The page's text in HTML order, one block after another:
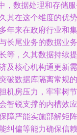
，数据处理和存储
其在这个维度的优势
年来在政府行业和集
长尾业务的数据业务
等，久其数据持续提
及核心机构通更新需
破数据库隔离常规的
机房压力，牢牢树节
智锐支撑的内槽效应
障严能实施部解矩阵
纠偏等能力确保信赖